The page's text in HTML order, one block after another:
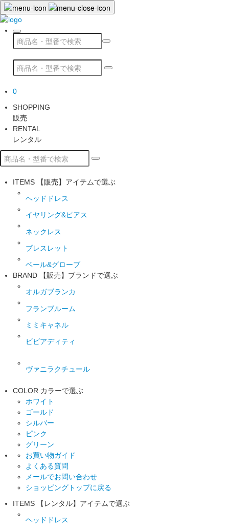
0
SHOPPING
販売
RENTAL
レンタル
ITEMS 【販売】アイテムで選ぶ
ヘッドドレス
イヤリング&ピアス
ネックレス
ブレスレット
ベール&グローブ
BRAND
【販売】ブランドで選ぶ
オルガブランカ
フランブルーム
ミミキャネル
ビビアディティ
ヴァニラクチュール
COLOR カラーで選ぶ
ホワイト
ゴールド
シルバー
ピンク
グリーン
お買い物ガイド
よくある質問
メールでお問い合わせ
ショッピングトップに戻る
ITEMS
【レンタル】アイテムで選ぶ
ヘッドドレス